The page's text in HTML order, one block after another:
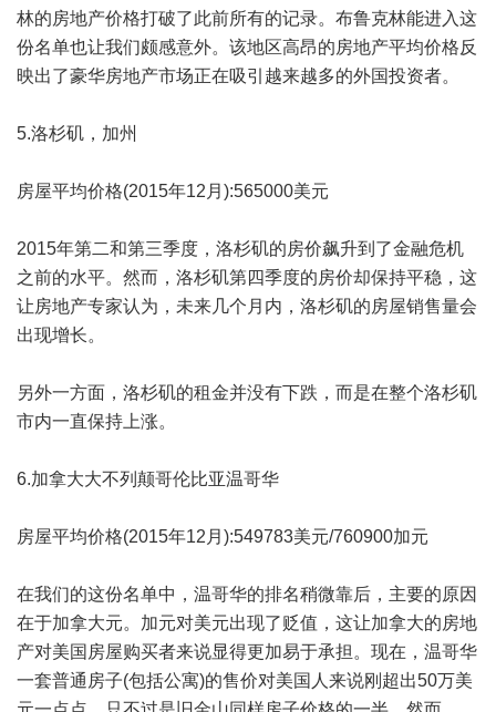
林的房地产价格打破了此前所有的记录。布鲁克林能进入这
份名单也让我们颇感意外。该地区高昂的房地产平均价格反
映出了豪华房地产市场正在吸引越来越多的外国投资者。
5.洛杉矶，加州
房屋平均价格(2015年12月):565000美元
2015年第二和第三季度，洛杉矶的房价飙升到了金融危机
之前的水平。然而，洛杉矶第四季度的房价却保持平稳，这
让房地产专家认为，未来几个月内，洛杉矶的房屋销售量会
出现增长。
另外一方面，洛杉矶的租金并没有下跌，而是在整个洛杉矶
市内一直保持上涨。
6.加拿大大不列颠哥伦比亚温哥华
房屋平均价格(2015年12月):549783美元/760900加元
在我们的这份名单中，温哥华的排名稍微靠后，主要的原因
在于加拿大元。加元对美元出现了贬值，这让加拿大的房地
产对美国房屋购买者来说显得更加易于承担。现在，温哥华
一套普通房子(包括公寓)的售价对美国人来说刚超出50万美